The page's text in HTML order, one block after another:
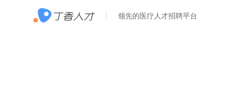
领先的医疗人才招聘平台